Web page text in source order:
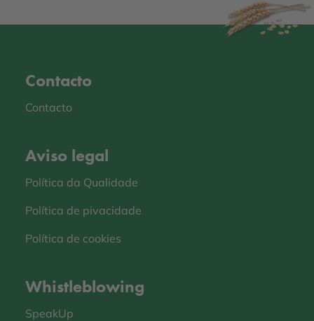
Contacto
Contacto
Aviso legal
Política da Qualidade
Política de pivacidade
Política de cookies
Whistleblowing
SpeakUp